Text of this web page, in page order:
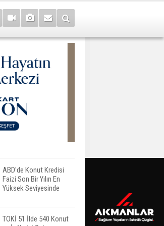
ABD'de Konut Kredisi
Faizi Son Bir Yılın En
Yüksek Seviyesinde
TOKİ 51 İlde 540 Konut